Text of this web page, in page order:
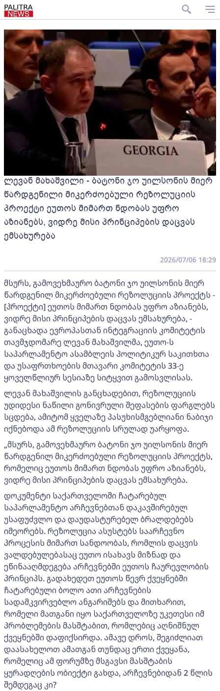
ლევან მახაშვილი - ბატონი ჯო უილსონის მიერ
წარდგენილი მიკერძოებული რეზოლუციის
პროექტი ეუთოს მიმართ ნდობას უფრო
აზიანებს, ვიდრე მისი პრინციპების დაცვას
ემსახურება
2026/07/06 18:29
მსურს, გამოვეხმაურო ბატონი ჯო უილსონის მიერ
წარდგენილ მიკერძოებული რეზოლუციის პროექტს -
[პროექტი] ეუთოს მიმართ ნდობას უფრო აზიანებს,
ვიდრე მისი პრინციპების დაცვას ემსახურება, -
განაცხადა ევროპასთან ინტეგრაციის კომიტეტის
თავმჯდომარე ლევან მახაშვილმა, ეუთო-ს
საპარლამენტო ასამბლეის პოლიტიკურ საკითხთა
და უსაფრთხოების მთავარი კომიტეტის 33-ე
ყოველწლიურ სესიაზე სიტყვით გამოსვლისას.
ლევან მახაშვილის განცხადებით, რეზოლუციის
უდიდესი ნაწილი გონივრული შეფასების ფარგლებს
სცდება, ამიტომ ყველაზე პასუხისმგებლიანი ნაბიჯი
იქნებოდა ამ რეზოლუციის სრულად უარყოფა.
„მსურს, გამოვეხმაურო ბატონი ჯო უილსონის მიერ
წარდგენილ მიკერძოებული რეზოლუციის პროექტს,
რომელიც ეუთოს მიმართ ნდობას უფრო აზიანებს,
ვიდრე მისი პრინციპების დაცვას ემსახურება.
დოკუმენტი საქართველოში ჩატარებულ
საპარლამენტო არჩევნებთან დაკავშირებულ
უსაფუძვლო და დაუდასტურებელ ბრალდებებს
იმეორებს. რეზოლუცია ასუსტებს საარჩევნო
პროცესის მიმართ სანდოობას, რომლის დაცვის
ვალდებულებასაც ეუთო ისახავს მიზნად და
ეწინააღმდეგება არჩევნებში ეუთოს ჩაურევლობის
პრინციპს. გადახედეთ ეუთოს წევრ ქვეყნებში
ჩატარებული ბოლო ათი არჩევნების
სადამკვირვებლო ანგარიშებს და მითხარით,
რომელი მათგანი იყო საქართველოზე უკეთესი იმ
პრობლემების მასშტაბით, რომლებიც აღნიშნულ
ქვეყნებში დაფიქსირდა. ამავე დროს, შეგიძლიათ
დაასახელოთ ამათგან თუნდაც ერთი ქვეყანა,
რომელიც ამ ფორუმზე მსგავსი მასშტაბის
ყურადღების ობიექტი გახდა, არჩევნებიდან 2 წლის
შემდეგაც კი?